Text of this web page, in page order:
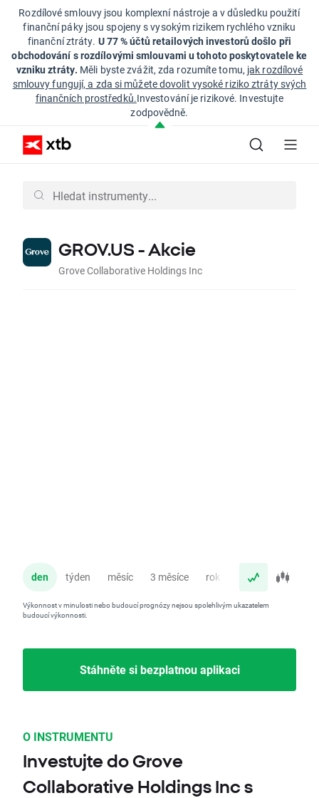
Rozdílové smlouvy jsou komplexní nástroje a v důsledku použití
finanční páky jsou spojeny s vysokým rizikem rychlého vzniku
finanční ztráty. U 77 % účtů retailových investorů došlo při
obchodování s rozdílovými smlouvami u tohoto poskytovatele ke
vzniku ztráty. Měli byste zvážit, zda rozumíte tomu, jak rozdílové
smlouvy fungují, a zda si můžete dovolit vysoké riziko ztráty svých
finančních prostředků.Investování je rizikové. Investujte
zodpovědně.
GROV.US - Akcie
Grove Collaborative Holdings Inc
den týden měsíc 3 měsíce rok
Výkonnost v minulosti nebo budoucí prognózy nejsou spolehlivým ukazatelem
budoucí výkonnosti.
Stáhněte si bezplatnou aplikaci
O INSTRUMENTU
Investujte do Grove
Collaborative Holdings Inc s